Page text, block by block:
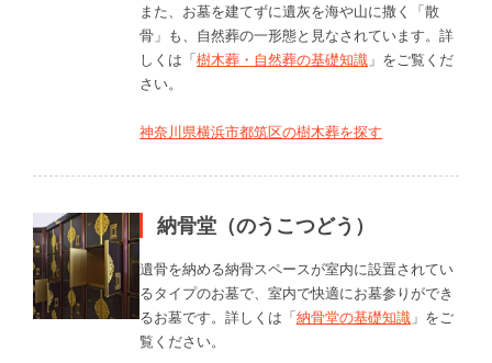
また、お墓を建てずに遺灰を海や山に撒く「散
骨」も、自然葬の一形態と見なされています。詳
しくは「樹木葬・自然葬の基礎知識 」をご覧くだ
さい。
神奈川県横浜市都筑区の樹木葬を探す
納骨堂（のうこつどう）
遺骨を納める納骨スペースが室内に設置されてい
るタイプのお墓で、室内で快適にお墓参りができ
るお墓です。詳しくは「納骨堂の基礎知識 」をご
覧ください。